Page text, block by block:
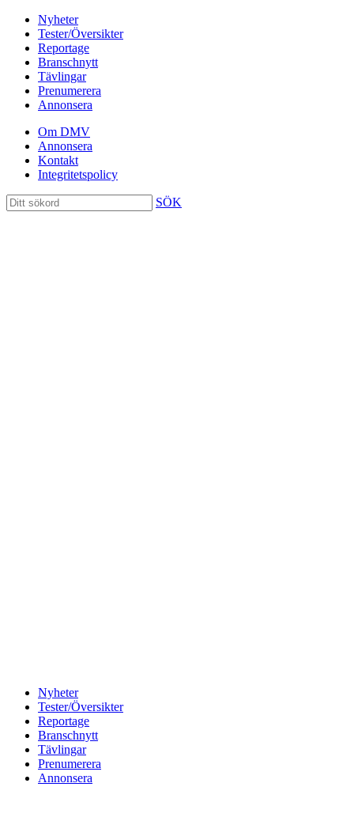
Nyheter
Tester/Översikter
Reportage
Branschnytt
Tävlingar
Prenumerera
Annonsera
Om DMV
Annonsera
Kontakt
Integritetspolicy
SÖK
Nyheter
Tester/Översikter
Reportage
Branschnytt
Tävlingar
Prenumerera
Annonsera